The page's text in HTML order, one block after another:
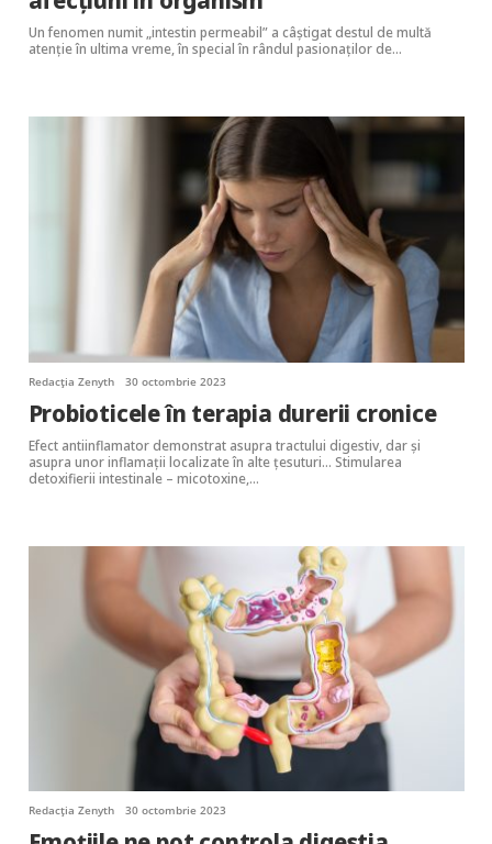
Un fenomen numit „intestin permeabil” a câștigat destul de multă
atenție în ultima vreme, în special în rândul pasionaților de…
Redacția Zenyth 30 octombrie 2023
Probioticele în terapia durerii cronice
Efect antiinflamator demonstrat asupra tractului digestiv, dar și
asupra unor inflamații localizate în alte țesuturi… Stimularea
detoxifierii intestinale – micotoxine,…
Redacția Zenyth 30 octombrie 2023